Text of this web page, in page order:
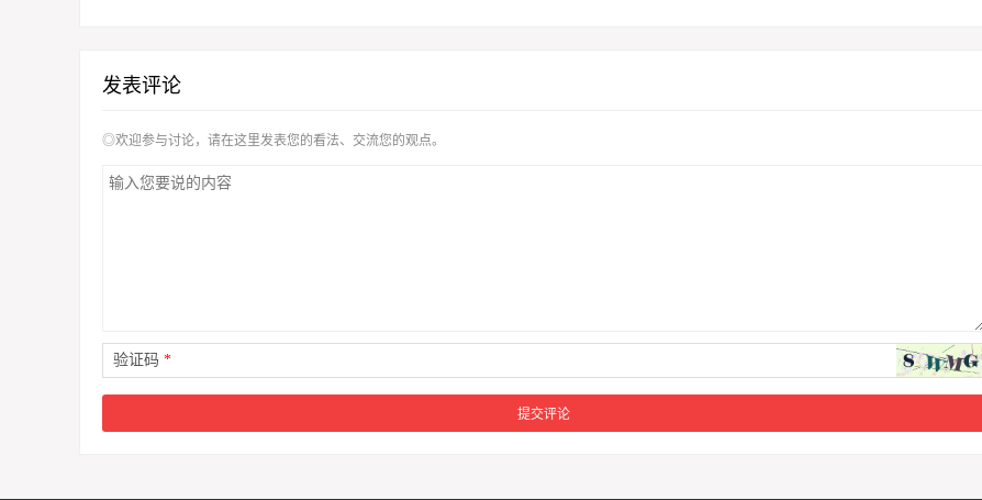
发表评论
◎欢迎参与讨论，请在这里发表您的看法、交流您的观点。
验证码 *